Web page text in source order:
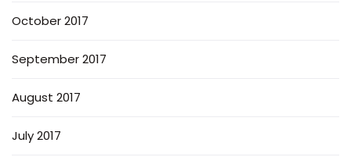
October 2017
September 2017
August 2017
July 2017